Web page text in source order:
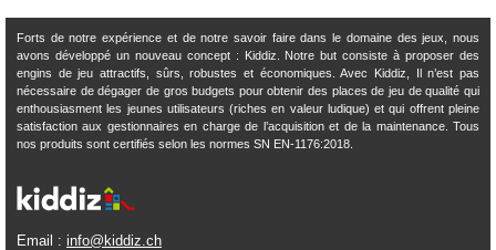
Forts de notre expérience et de notre savoir faire dans le domaine des jeux, nous
avons développé un nouveau concept : Kiddiz. Notre but consiste à proposer des
engins de jeu attractifs, sûrs, robustes et économiques. Avec Kiddiz, Il n’est pas
nécessaire de dégager de gros budgets pour obtenir des places de jeu de qualité qui
enthousiasment les jeunes utilisateurs (riches en valeur ludique) et qui offrent pleine
satisfaction aux gestionnaires en charge de l’acquisition et de la maintenance. Tous
nos produits sont certifiés selon les normes SN EN-1176:2018.
Email : info@kiddiz.ch